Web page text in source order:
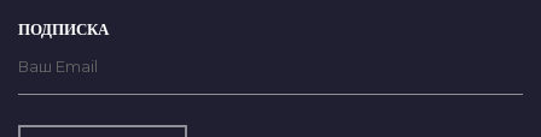
ПОДПИСКА